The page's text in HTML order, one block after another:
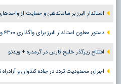
استاندار البرز بر ساماندهی و حمایت از
دستور معاون استاندار البرز برای واگذاری ۴۳۰۰ واحد مسکونی در اشتهارد
افتتاح زیرگذر خلیج فارس در گرمدره + ویدئو
اجرای محدودیت تردد در جاده کندوان و آزادراه تهران –